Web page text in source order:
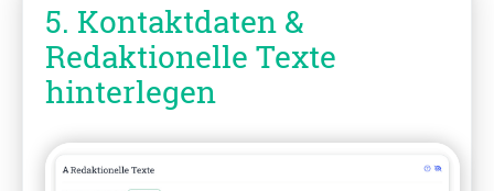
5. Kontaktdaten &
Redaktionelle Texte
hinterlegen